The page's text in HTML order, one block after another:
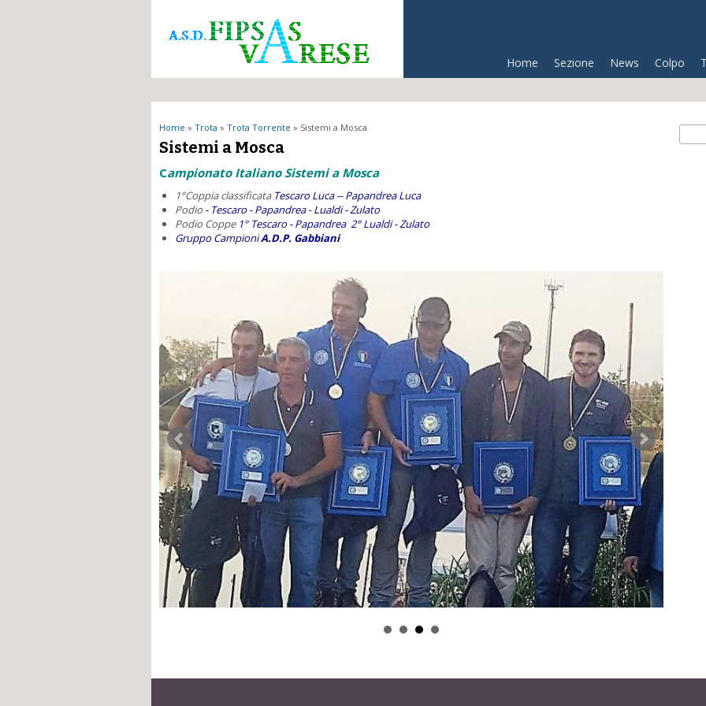
Home Sezione News Colpo
Tu sei qui
Home » Trota » Trota Torrente » Sistemi a Mosca
Sistemi a Mosca
Campionato Italiano Sistemi a Mosca
1°Coppia classificataTescaro Luca -- Papandrea Luca
Podio - Tescaro - Papandrea - Lualdi - Zulato
Podio Coppe1° Tescaro - Papandrea 2° Lualdi - Zulato
Gruppo CampioniA.D.P. Gabbiani